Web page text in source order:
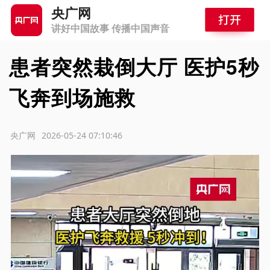
央广网
讲好中国故事 传播中国声音
患者突然栽倒大厅 医护5秒
飞奔到场施救
2026-05-24 07:10:46
央广网